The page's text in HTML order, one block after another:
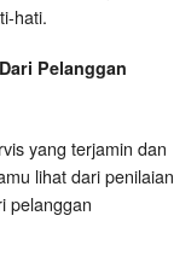
hati.
Pelanggan
yang terjamin dan
lihat dari penilaian
pelanggan